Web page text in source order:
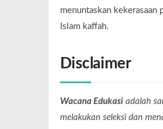
menuntaskan kekerasaan
Islam kaffah.
Disclaimer
Wacana Edukasiadalah
melakukan seleksi dan